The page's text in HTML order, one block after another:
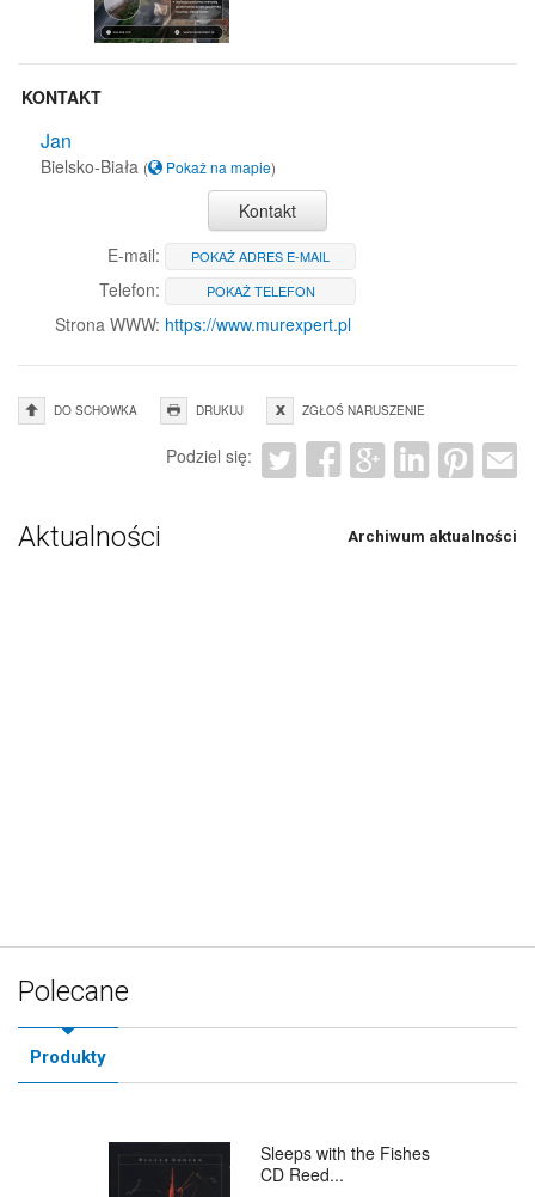
KONTAKT
Jan
Bielsko-Biała ( Pokaż na mapie)
Kontakt
E-mail:
POKAŻ ADRES E-MAIL
Telefon: POKAŻ TELEFON
Strona WWW: https://www.murexpert.pl
DO SCHOWKA DRUKUJ ZGŁOŚ NARUSZENIE
Podziel się:
Aktualności Archiwum aktualności
Polecane
Produkty
Sleeps with the Fishes
CD Reed...